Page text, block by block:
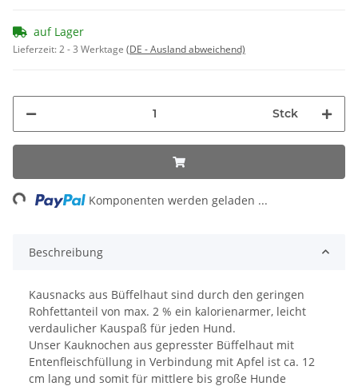
auf Lager
Lieferzeit:2 - 3 Werktage (DE - Ausland abweichend)
Stck
Komponenten werden geladen ...
Beschreibung
Kausnacks aus Büffelhaut sind durch den geringen
Rohfettanteil von max. 2 % ein kalorienarmer, leicht
verdaulicher Kauspaß für jeden Hund.
Unser Kauknochen aus gepresster Büffelhaut mit
Entenfleischfüllung in Verbindung mit Apfel ist ca. 12
cm lang und somit für mittlere bis große Hunde